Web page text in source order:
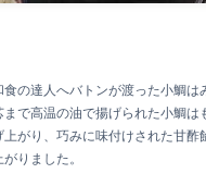
食の達人へバトンが渡った小鯛は
まで高温の油で揚げられた小鯛は
上がり、巧みに味付けされた甘酢
りました。